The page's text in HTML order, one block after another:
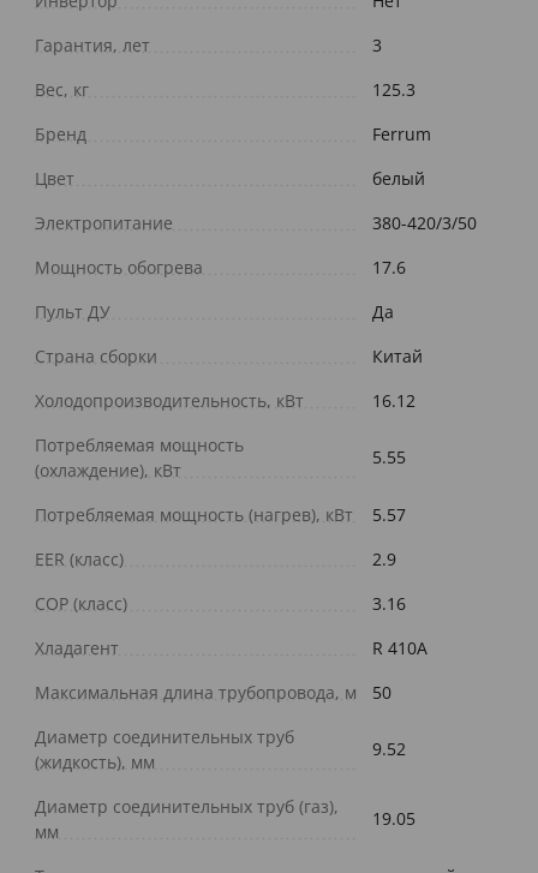
Гарантия, лет
3
Вес, кг
125.3
Бренд
Ferrum
Цвет
белый
Электропитание
380-420/3/50
Мощность обогрева
17.6
Пульт ДУ
Да
Страна сборки
Китай
Холодопроизводительность, кВт
16.12
Потребляемая мощность
(охлаждение), кВт
5.55
Потребляемая мощность (нагрев), кВт
5.57
EER (класс)
2.9
COP (класс)
3.16
Хладагент
R 410A
Максимальная длина трубопровода, м
50
Диаметр соединительных труб
(жидкость), мм
9.52
Диаметр соединительных труб (газ),
мм
19.05